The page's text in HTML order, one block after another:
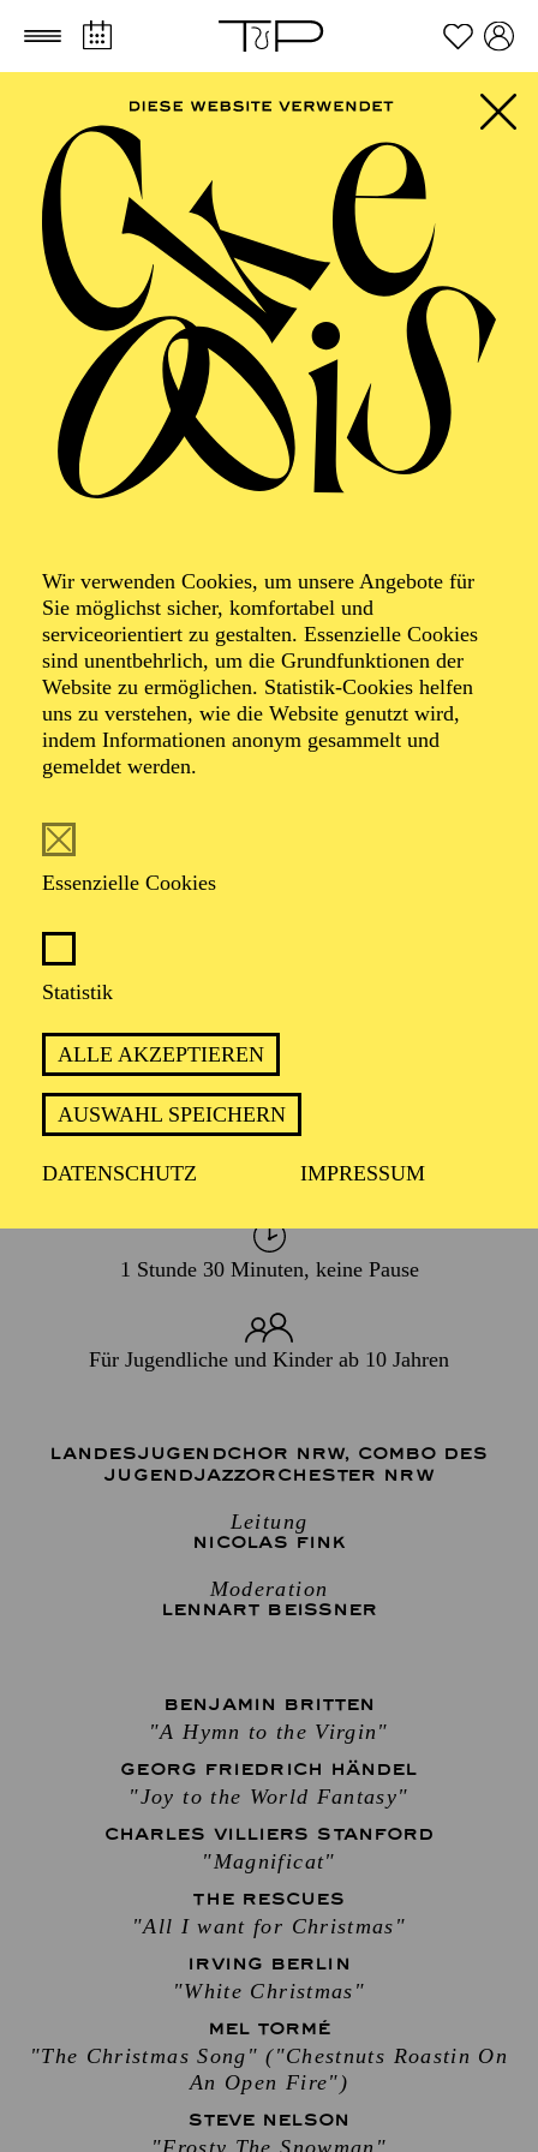
Zum Hauptinhalt springen Zum Footer springen
Wir verwenden Cookies, um unsere Angebote für
Sie möglichst sicher, komfortabel und
serviceorientiert zu gestalten. Essenzielle Cookies
sind unentbehrlich, um die Grundfunktionen der
Website zu ermöglichen. Statistik-Cookies helfen
uns zu verstehen, wie die Website genutzt wird,
indem Informationen anonym gesammelt und
gemeldet werden.
Essenzielle Cookies
Statistik
ALLE AKZEPTIEREN
AUSWAHL SPEICHERN
DATENSCHUTZ IMPRESSUM
PHILHARMONIE
Entertainment
Swinging
Christmas
Villiers Stanford, Georg Friedrich Händel, Gustav
Holst, Irving Berlin, Joe Beal, Lee Mendelson, Mel
Tormé, Michael Praetorius, Morten Lauridsen, Ralph
Vaughan Williams, Steve Nelson, The Rescues
Sonntag 6. Dezember 2026
1 Stunde 30 Minuten, keine Pause
Für Jugendliche und Kinder ab 10 Jahren
LANDESJUGENDCHOR NRW, COMBO DES
JUGENDJAZZORCHESTER NRW
Leitung
NICOLAS FINK
Moderation
LENNART BEISSNER
BENJAMIN BRITTEN
"A Hymn to the Virgin"
GEORG FRIEDRICH HÄNDEL
"Joy to the World Fantasy"
CHARLES VILLIERS STANFORD
"Magnificat"
THE RESCUES
"All I want for Christmas"
IRVING BERLIN
"White Christmas"
MEL TORMÉ
"The Christmas Song" ("Chestnuts Roastin On
An Open Fire")
STEVE NELSON
"Frosty The Snowman"